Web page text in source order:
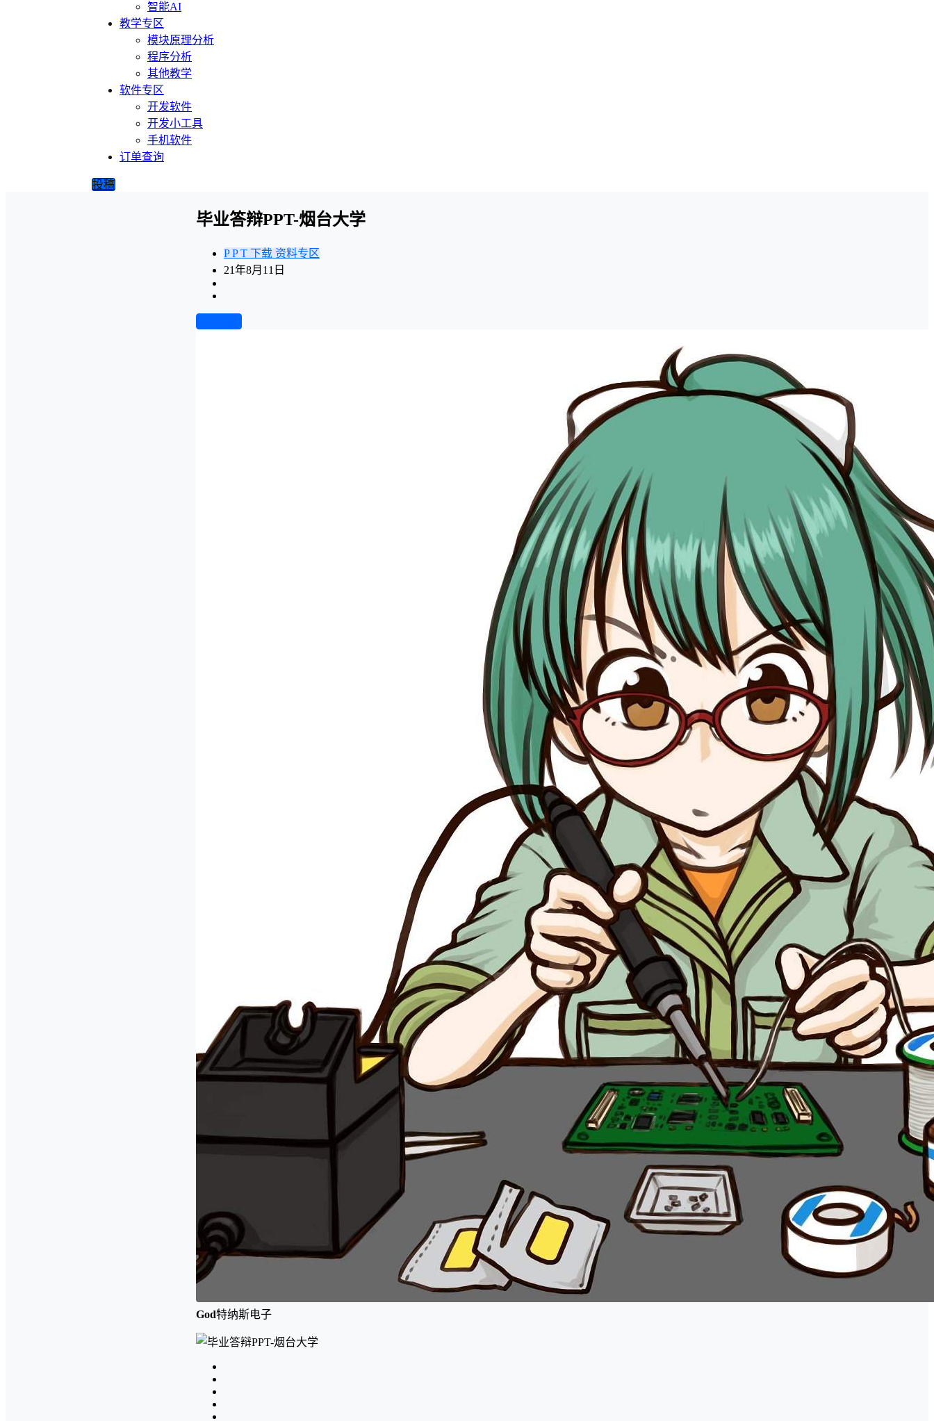
智能AI
教学专区
模块原理分析
程序分析
其他教学
软件专区
开发软件
开发小工具
手机软件
订单查询
投稿
毕业答辩PPT-烟台大学
P P T 下载 资料专区
21年8月11日
God特纳斯电子